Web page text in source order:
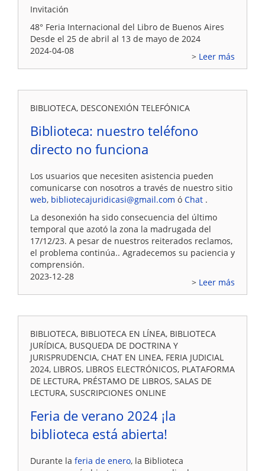
Invitación
48° Feria Internacional del Libro de Buenos Aires
Desde el 25 de abril al 13 de mayo de 2024
2024-04-08
Leer más
BIBLIOTECA, DESCONEXIÓN TELEFÓNICA
Biblioteca: nuestro teléfono
directo no funciona
Los usuarios que necesiten asistencia pueden
comunicarse con nosotros a través de nuestro sitio
web, bibliotecajuridicasi@gmail.com ó Chat .
La desonexión ha sido consecuencia del último
temporal que azotó la zona la madrugada del
17/12/23. A pesar de nuestros reiterados reclamos,
el problema continúa.. Agradecemos su paciencia y
comprensión.
2023-12-28
Leer más
BIBLIOTECA, BIBLIOTECA EN LÍNEA, BIBLIOTECA
JURÍDICA, BUSQUEDA DE DOCTRINA Y
JURISPRUDENCIA, CHAT EN LINEA, FERIA JUDICIAL
2024, LIBROS, LIBROS ELECTRÓNICOS, PLATAFORMA
DE LECTURA, PRÉSTAMO DE LIBROS, SALAS DE
LECTURA, SUSCRIPCIONES ONLINE
Feria de verano 2024 ¡la
biblioteca está abierta!
Durante la feria de enero, la Biblioteca